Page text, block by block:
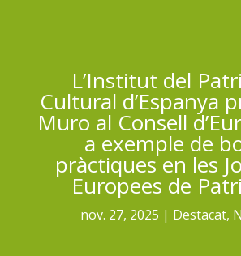
L’Institut del
Cultural d’Espanya
Muro al Consell
a exemple de
pràctiques en les
Europees de
nov. 27, 2025 Destacat,